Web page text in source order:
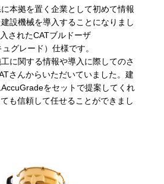
本拠を置く企業として初めて情報
設機械を導入することになりまし
されたCATブルドーザ
ュグレード）仕様です。
に関する情報や導入に際してのさ
さんからいただいていました。建
をセットで提案してくれ
も信頼して任せることができまし